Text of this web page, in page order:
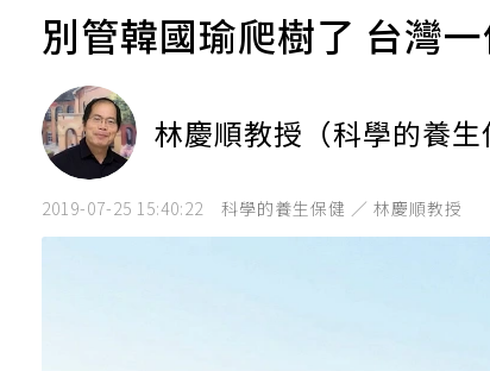
別管韓國瑜爬樹了 台灣
林慶順教授（科學的養生
2019-07-25 15:40:22 科學的養生保健 ／ 林慶順教授